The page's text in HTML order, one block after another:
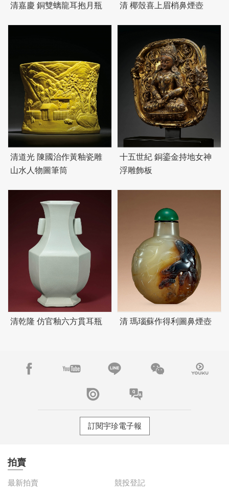
清嘉慶 銅雙螭龍耳抱月瓶 清 椰殼喜上眉梢鼻煙壺
清道光 陳國治作黃釉瓷雕
山水人物圖筆筒
十五世紀 銅鎏金持地女神
浮雕飾板
清乾隆 仿官釉六方貫耳瓶 清 瑪瑙蘇作得利圖鼻煙壺
訂閱宇珍電子報
拍賣
最新拍賣 競投登記